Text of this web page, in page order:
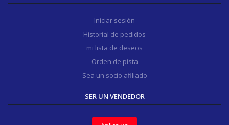
Iniciar sesión
Historial de pedidos
mi lista de deseos
Orden de pista
Sea un socio afiliado
SER UN VENDEDOR